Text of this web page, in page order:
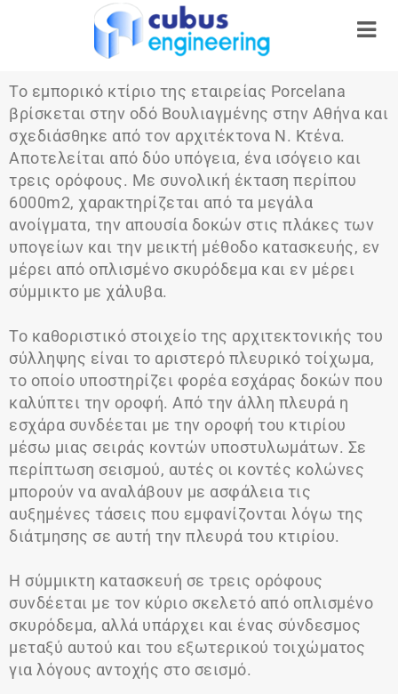
Το εμπορικό κτίριο της εταιρείας Porcelana
βρίσκεται στην οδό Βουλιαγμένης στην Αθήνα και
σχεδιάσθηκε από τον αρχιτέκτονα Ν. Κτένα.
Αποτελείται από δύο υπόγεια, ένα ισόγειο και
τρεις ορόφους. Με συνολική έκταση περίπου
6000m2, χαρακτηρίζεται από τα μεγάλα
ανοίγματα, την απουσία δοκών στις πλάκες των
υπογείων και την μεικτή μέθοδο κατασκευής, εν
μέρει από οπλισμένο σκυρόδεμα και εν μέρει
σύμμικτο με χάλυβα.
Το καθοριστικό στοιχείο της αρχιτεκτονικής του
σύλληψης είναι το αριστερό πλευρικό τοίχωμα,
το οποίο υποστηρίζει φορέα εσχάρας δοκών που
καλύπτει την οροφή. Από την άλλη πλευρά η
εσχάρα συνδέεται με την οροφή του κτιρίου
μέσω μιας σειράς κοντών υποστυλωμάτων. Σε
περίπτωση σεισμού, αυτές οι κοντές κολώνες
μπορούν να αναλάβουν με ασφάλεια τις
αυξημένες τάσεις που εμφανίζονται λόγω της
διάτμησης σε αυτή την πλευρά του κτιρίου.
Η σύμμικτη κατασκευή σε τρεις ορόφους
συνδέεται με τον κύριο σκελετό από οπλισμένο
σκυρόδεμα, αλλά υπάρχει και ένας σύνδεσμος
μεταξύ αυτού και του εξωτερικού τοιχώματος
για λόγους αντοχής στο σεισμό.